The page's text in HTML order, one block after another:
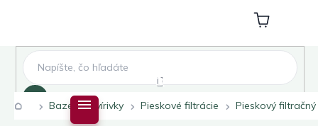
Nákupný
košík
Domov
Bazény a vírivky Pieskové filtrácie Pieskový